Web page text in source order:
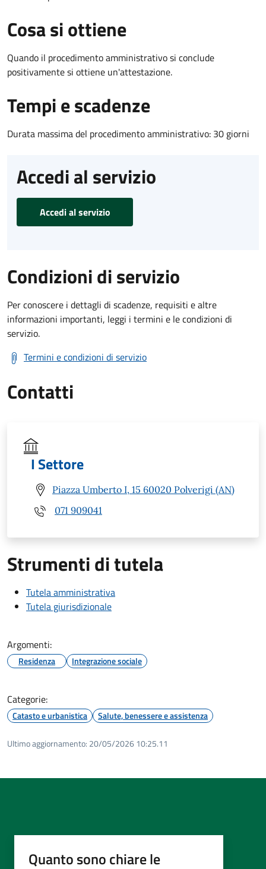
Cosa si ottiene
Quando il procedimento amministrativo si conclude
positivamente si ottiene un'attestazione.
Tempi e scadenze
Durata massima del procedimento amministrativo: 30 giorni
Accedi al servizio
Accedi al servizio
Condizioni di servizio
Per conoscere i dettagli di scadenze, requisiti e altre
informazioni importanti, leggi i termini e le condizioni di
servizio.
Termini e condizioni di servizio
Contatti
I Settore
Piazza Umberto I, 15 60020 Polverigi (AN)
071 909041
Strumenti di tutela
Tutela amministrativa
Tutela giurisdizionale
Argomenti:
Residenza Integrazione sociale
Categorie:
Catasto e urbanistica Salute, benessere e assistenza
Ultimo aggiornamento: 20/05/2026 10:25.11
Quanto sono chiare le